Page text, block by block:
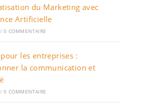
du Marketing avec
Artificielle
/ 0 COMMENTAIRE
pour les entreprises :
la communication et
/ 0 COMMENTAIRE